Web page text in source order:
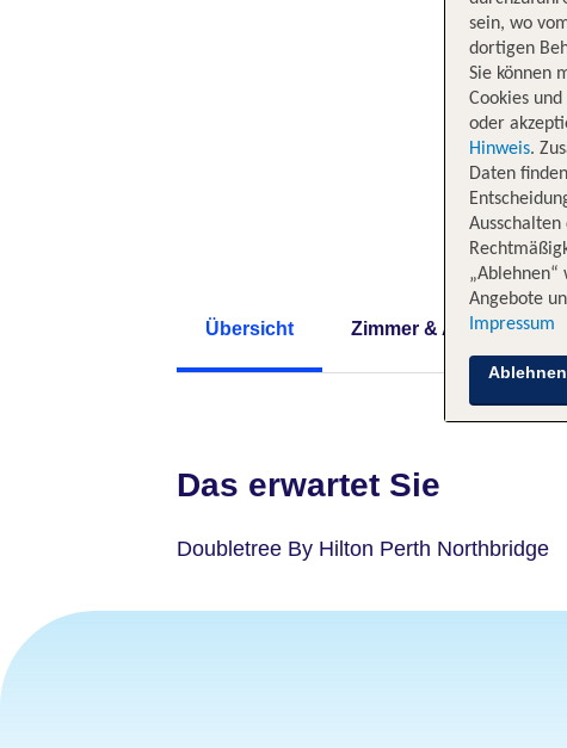
Übersicht Zimmer & Angebote
Das erwartet Sie
Doubletree By Hilton Perth Northbridge
sein, wo
dortigen
Sie können
Cookies
oder
Hinweis.
Daten
Angebote
Impressum
Ablehnen